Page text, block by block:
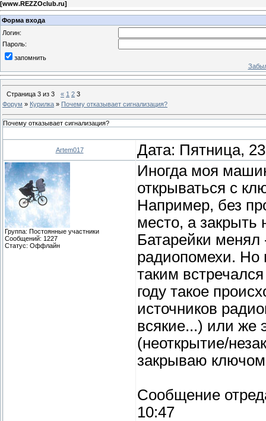
[www.REZZOclub.ru]
Форма входа
Логин:
Пароль:
запомнить
Страница 3 из 3 « 1 2 3
Форум » Курилка » Почему отказывает сигнализация?
Почему отказывает сигнализация?
Artem017 Дата: Пятница,
Группа: Постоянные участники
Сообщений: 1227
Статус: Оффлайн
Иногда моя
открываться с
Например, без
место, а закрыть
Батарейки менял
радиопомехи. Но
таким
году такое
источников
всякие...) или же
(неоткрытие/
закрываю
Сообщение
10:47